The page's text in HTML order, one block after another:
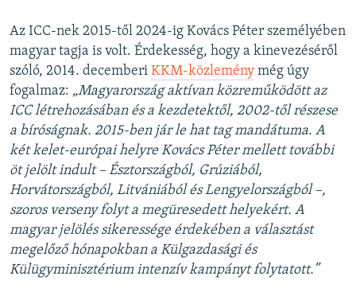
Az ICC-nek 2015-től 2024-ig Kovács Péter személyében
magyar tagja is volt. Érdekesség, hogy a kinevezéséről
szóló, 2014. decemberi KKM-közlemény még úgy
fogalmaz: „Magyarország aktívan közreműködött az
ICC létrehozásában és a kezdetektől, 2002-től részese
a bíróságnak. 2015-ben jár le hat tag mandátuma. A
két kelet-európai helyre Kovács Péter mellett további
öt jelölt indult – Észtországból, Grúziából,
Horvátországból, Litvániából és Lengyelországból –,
szoros verseny folyt a megüresedett helyekért. A
magyar jelölés sikeressége érdekében a választást
megelőző hónapokban a Külgazdasági és
Külügyminisztérium intenzív kampányt folytatott.”